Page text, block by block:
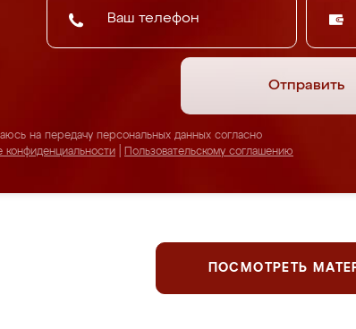
Отправить
на передачу персональных данных согласно
конфиденциальности
Пользовательскому соглашению
ПОСМОТРЕТЬ